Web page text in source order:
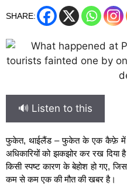
SHARE:
🔊 Listen to this
फुकेत, थाईलैंड – फुकेत के एक कैफ़े में
अधिकारियों को झकझोर कर रख दिया
किसी स्पष्ट कारण के बेहोश हो गए,
कम से कम एक की मौत की खबर है।